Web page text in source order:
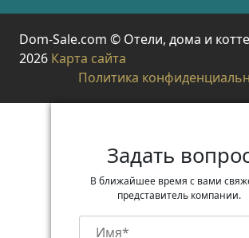
Dom-Sale.com © Отели, дома и
2026 Карта сайта
Политика
Задать
В ближайшее время с вами
представитель компании.